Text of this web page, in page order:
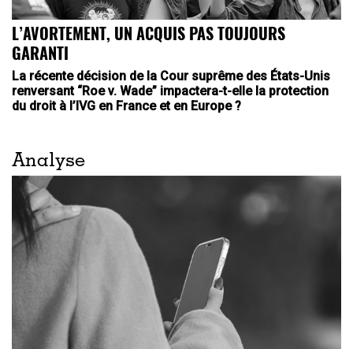
L’AVORTEMENT, UN ACQUIS PAS TOUJOURS
GARANTI
La récente décision de la Cour suprême des États-Unis
renversant “Roe v. Wade” impactera-t-elle la protection
du droit à l’IVG en France et en Europe ?
Analyse